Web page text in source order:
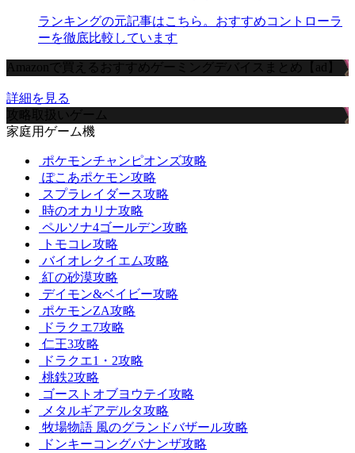
ランキングの元記事はこちら。おすすめコントローラ
ーを徹底比較しています
Amazonで買えるおすすめゲーミングデバイスまとめ【ad】
詳細を見る
攻略取扱いゲーム
家庭用ゲーム機
ポケモンチャンピオンズ攻略
ぽこあポケモン攻略
スプラレイダース攻略
時のオカリナ攻略
ペルソナ4ゴールデン攻略
トモコレ攻略
バイオレクイエム攻略
紅の砂漠攻略
デイモン&ベイビー攻略
ポケモンZA攻略
ドラクエ7攻略
仁王3攻略
ドラクエ1・2攻略
桃鉄2攻略
ゴーストオブヨウテイ攻略
メタルギアデルタ攻略
牧場物語 風のグランドバザール攻略
ドンキーコングバナンザ攻略